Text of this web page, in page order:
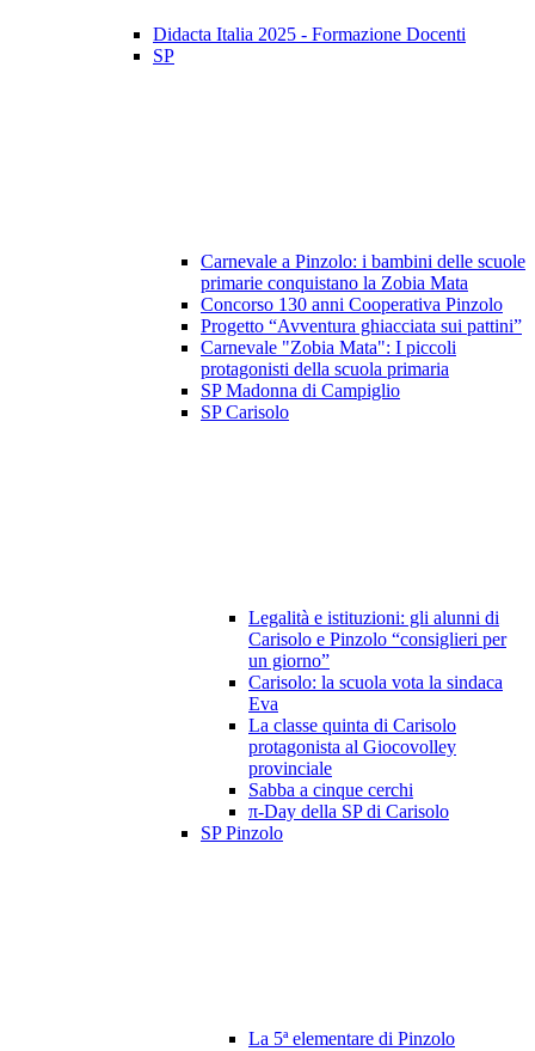
Didacta Italia 2025 - Formazione Docenti
SP
Carnevale a Pinzolo: i bambini delle scuole
primarie conquistano la Zobia Mata
Concorso 130 anni Cooperativa Pinzolo
Progetto “Avventura ghiacciata sui pattini”
Carnevale "Zobia Mata": I piccoli
protagonisti della scuola primaria
SP Madonna di Campiglio
SP Carisolo
Legalità e istituzioni: gli alunni di
Carisolo e Pinzolo “consiglieri per
un giorno”
Carisolo: la scuola vota la sindaca
Eva
La classe quinta di Carisolo
protagonista al Giocovolley
provinciale
Sabba a cinque cerchi
π-Day della SP di Carisolo
SP Pinzolo
La 5ª elementare di Pinzolo